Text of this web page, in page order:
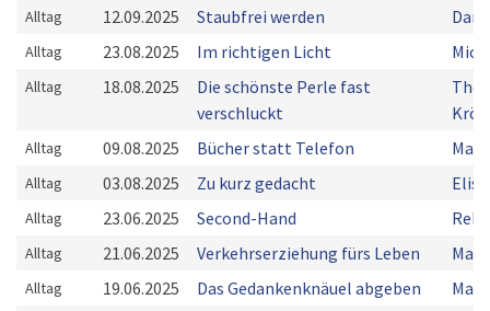
Alltag 12.09.2025 Staubfrei werden
Alltag 23.08.2025 Im richtigen Licht
Alltag 18.08.2025
Die schönste Perle fast
verschluckt
Alltag 09.08.2025 Bücher statt Telefon
Alltag 03.08.2025 Zu kurz gedacht
Alltag 23.06.2025 Second-Hand
Alltag 21.06.2025 Verkehrserziehung fürs Leben
Alltag 19.06.2025 Das Gedankenknäuel abgeben